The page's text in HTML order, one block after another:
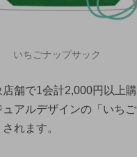
いちごナップサック
舗で1会計2,000円以上購
アルデザインの「いち
れます。